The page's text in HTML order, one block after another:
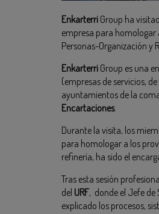
Enkarterri Group ha
empresa para homologar
Personas-Organización y
Enkarterri Group es una
(empresas de servicios,
ayuntamientos de la
Encartaciones.
Durante la visita, los
para homologar a los
refinería, ha sido el
Tras esta sesión
del URF, donde el Jefe de
explicado los procesos,